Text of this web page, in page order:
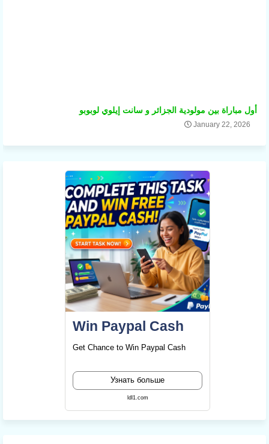
أول مباراة بين مولودية الجزائر و سانت إيلوي لوبوبو
January 22, 2026
Win Paypal Cash
Get Chance to Win Paypal Cash
Узнать больше
ldl1.com